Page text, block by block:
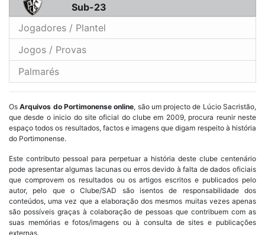
Sub-23
Jogadores / Plantel
Jogos / Provas
Palmarés
OsArquivos do Portimonense online, são um projecto de Lúcio Sacristão,
que desde o inicio do site oficial do clube em 2009, procura reunir neste
espaço todos os resultados, factos e imagens que digam respeito à história
do Portimonense.
Este contributo pessoal para perpetuar a história deste clube centenário
pode apresentar algumas lacunas ou erros devido à falta de dados oficiais
que comprovem os resultados ou os artigos escritos e publicados pelo
autor, pelo que o Clube/SAD são isentos de responsabilidade dos
conteúdos, uma vez que a elaboração dos mesmos muitas vezes apenas
são possíveis graças à colaboração de pessoas que contribuem com as
suas memórias e fotos/imagens ou à consulta de sites e publicações
externas.